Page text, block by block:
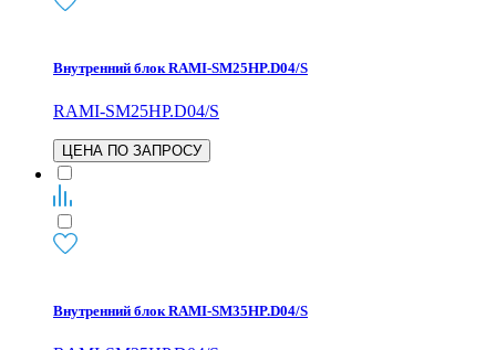
Внутренний блок RAMI-SM25HP.D04/S
RAMI-SM25HP.D04/S
ЦЕНА ПО ЗАПРОСУ
Внутренний блок RAMI-SM35HP.D04/S